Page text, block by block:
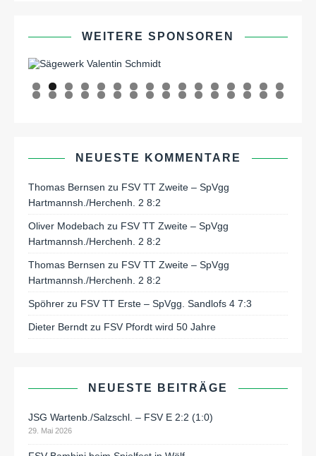
WEITERE SPONSOREN
0 1 2 3 4 5 6
7 8 9 0 1 2 3 4 5 6 7 8 9 0 1 2
NEUESTE KOMMENTARE
Thomas Bernsen zu FSV TT Zweite – SpVgg
Hartmannsh./Herchenh. 2 8:2
Oliver Modebach zu FSV TT Zweite – SpVgg
Hartmannsh./Herchenh. 2 8:2
Thomas Bernsen zu FSV TT Zweite – SpVgg
Hartmannsh./Herchenh. 2 8:2
Spöhrer zu FSV TT Erste – SpVgg. Sandlofs 4 7:3
Dieter Berndt zu FSV Pfordt wird 50 Jahre
NEUESTE BEITRÄGE
JSG Wartenb./Salzschl. – FSV E 2:2 (1:0)
29. Mai 2026